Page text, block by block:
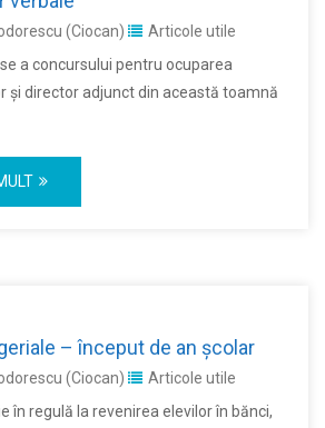
(Ciocan)
Articole utile
a concursului pentru ocuparea
și director adjunct din această toamnă
– început de an școlar
(Ciocan)
Articole utile
în regulă la revenirea elevilor în bănci,